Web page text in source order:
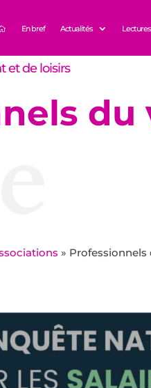
En bref Actualités
et de loisirs
du
» Professionnels